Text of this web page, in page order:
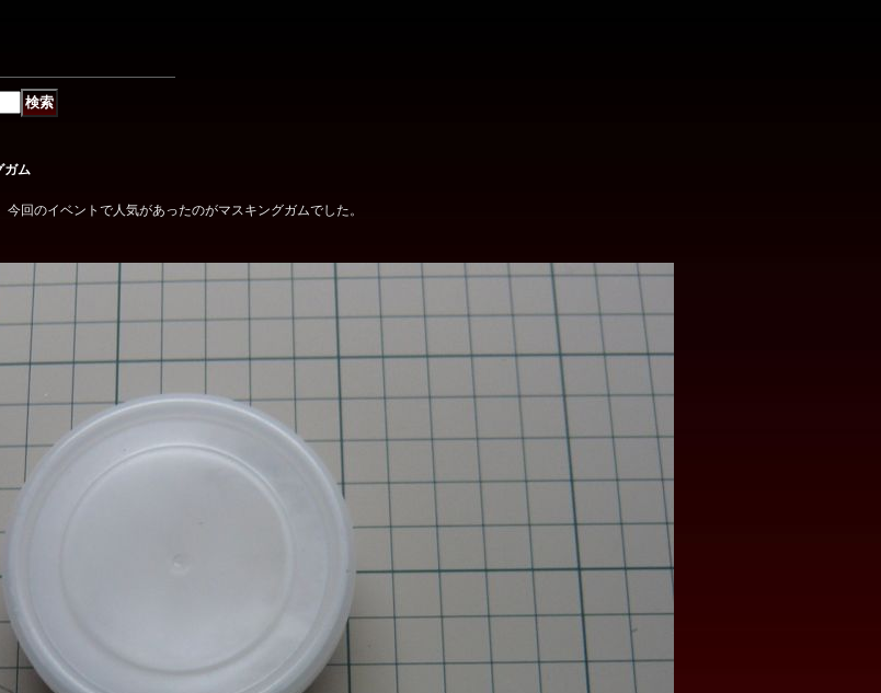
ム
回のイベントで人気があったのがマスキングガムでした。